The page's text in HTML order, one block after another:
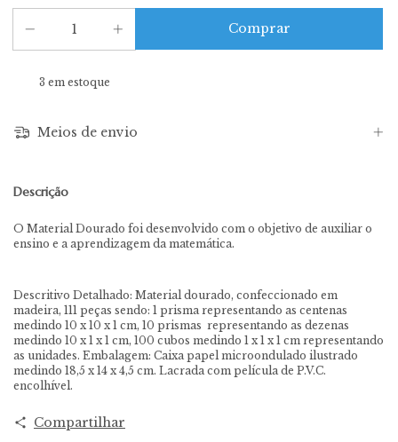
3 em estoque
Meios de envio
Descrição
O Material Dourado foi desenvolvido com o objetivo de auxiliar o
ensino e a aprendizagem da matemática.
Descritivo Detalhado: Material dourado, confeccionado em
madeira, 111 peças sendo: 1 prisma representando as centenas
medindo 10 x 10 x 1 cm, 10 prismas representando as dezenas
medindo 10 x 1 x 1 cm, 100 cubos medindo 1 x 1 x 1 cm representando
as unidades. Embalagem: Caixa papel microondulado ilustrado
medindo 18,5 x 14 x 4,5 cm. Lacrada com película de P.V.C.
encolhível.
Compartilhar